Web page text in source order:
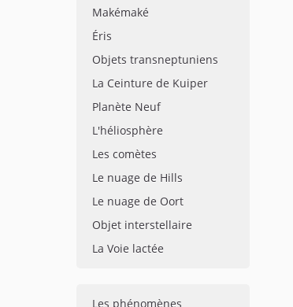
Makémaké
Éris
Objets transneptuniens
La Ceinture de Kuiper
Planète Neuf
L'héliosphère
Les comètes
Le nuage de Hills
Le nuage de Oort
Objet interstellaire
La Voie lactée
Les phénomènes